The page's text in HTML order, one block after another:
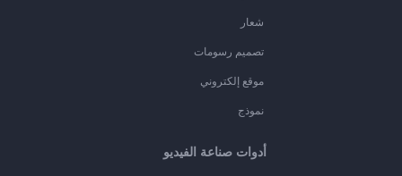
شعار
تصميم رسومات
موقع إلكتروني
نموذج
أدوات صناعة الفيديو